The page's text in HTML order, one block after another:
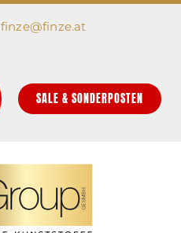
finze@finze.at
SALE & SONDERPOSTEN